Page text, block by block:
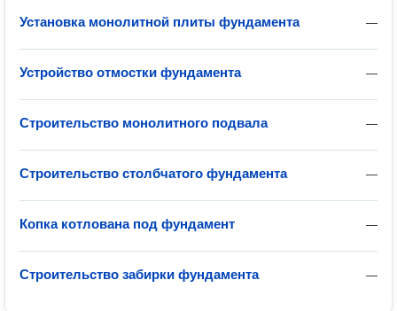
—
Установка монолитной плиты фундамента
—
Устройство отмостки фундамента
—
Строительство монолитного подвала
—
Строительство столбчатого фундамента
—
Копка котлована под фундамент
—
Строительство забирки фундамента